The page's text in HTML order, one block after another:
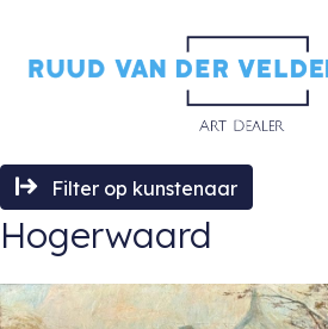
Filter op kunstenaar
Hogerwaard